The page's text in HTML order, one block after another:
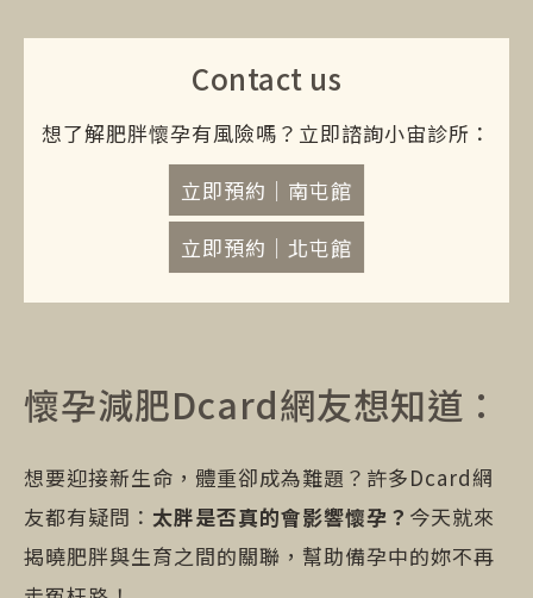
Contact us
想了解肥胖懷孕有風險嗎？立即諮詢小宙診所：
立即預約｜南屯館
立即預約｜北屯館
懷孕減肥Dcard網友想知道：
想要迎接新生命，體重卻成為難題？許多Dcard網
友都有疑問： 太胖是否真的會影響懷孕？ 今天就來
揭曉肥胖與生育之間的關聯，幫助備孕中的妳不再